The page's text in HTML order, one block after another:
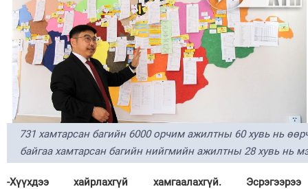
731 хамтарсан багийн 6000 орчим ажилтны 60 хувь нь
байгаа хамтарсан багийн нийгмийн ажилтны 28 хувь нь
-Хүүхдээ хайрлахгүй хамгаалахгүй. Эсрэгээрээ